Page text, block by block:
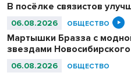
В посёлке связистов
06.08.2026 ОБЩЕСТВО
Мартышки Бразза с
звездами
06.08.2026 ОБЩЕСТВО